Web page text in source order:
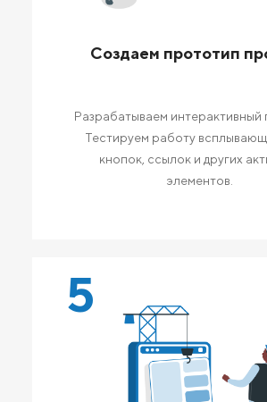
Создаем прототип
Разрабатываем интерактивный
Тестируем работу
кнопок, ссылок и других
элементов.
5